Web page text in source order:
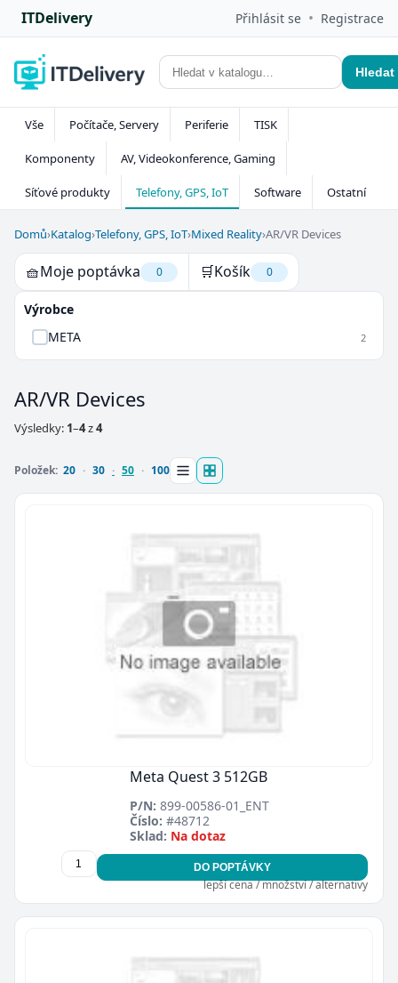
ITDelivery Přihlásit se • Registrace
Hledat
Vše Počítače, Servery Periferie TISK
Komponenty AV, Videokonference, Gaming
Síťové produkty Telefony, GPS, IoT Software Ostatní
Domů›Katalog›Telefony, GPS, IoT›Mixed Reality›AR/VR Devices
🧺Moje poptávka 0 🛒Košík 0
Výrobce
META
2
AR/VR Devices
Výsledky: 1–4z4
Položek: 20 30 50 100
Meta Quest 3 512GB
P/N: 899-00586-01_ENT
Číslo: #48712
Sklad: Na dotaz
DO POPTÁVKY
lepší cena / množství / alternativy